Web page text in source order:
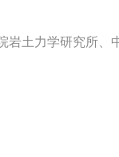
岩土力学研究所